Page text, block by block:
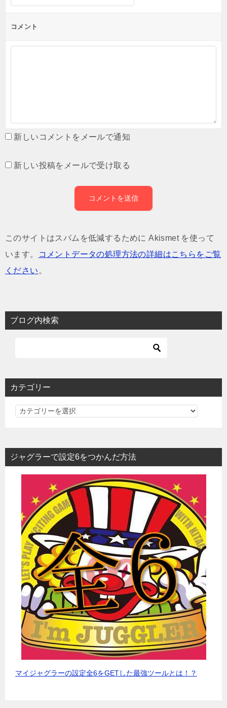
コメント
新しいコメントをメールで通知
新しい投稿をメールで受け取る
このサイトはスパムを低減するために Akismet を使って
います。
コメントデータの処理方法の詳細はこちらをご覧
ください 。
ブログ内検索
カテゴリー
カ
リ
ー
ジャグラーで設定6をつかんだ方法
マイジャグラーの設定全6をGETした最強ツールとは！？